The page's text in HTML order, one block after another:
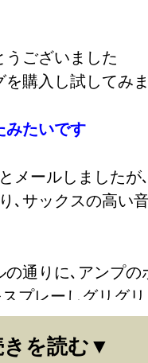
に繋ぐ芯線を
リアルだと思って
りに感動しました
年前からなので
でワープしたみた
混合ケーブルはま
ごく気に入りまし
うございました
購入し試してみ
みたいです
メールしましたが
､サックスの高い
通りに､アンプの
プレーしグリグ
思いながら､ゆっ
を読む